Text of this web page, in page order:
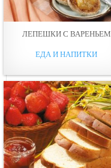
ЛЕПЕШКИ С ВАРЕНЬЕМ
ЕДА И НАПИТКИ